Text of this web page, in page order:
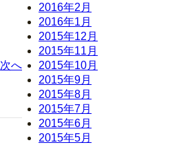
次へ
2016年2月
2016年1月
2015年12月
2015年11月
2015年10月
2015年9月
2015年8月
2015年7月
2015年6月
2015年5月